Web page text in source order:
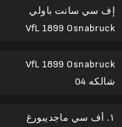
إف سي سانت باولي
VfL 1899 Osnabruck
VfL 1899 Osnabruck
شالكه 04
١. أف سي ماجديبورغ